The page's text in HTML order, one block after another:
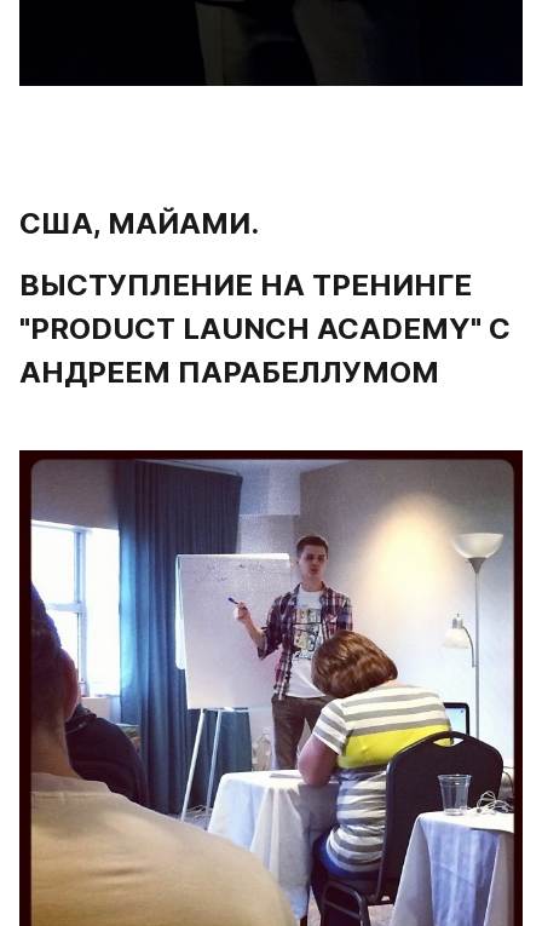
США, МАЙАМИ.
ВЫСТУПЛЕНИЕ НА ТРЕНИНГЕ
"PRODUCT LAUNCH ACADEMY" С
АНДРЕЕМ ПАРАБЕЛЛУМОМ